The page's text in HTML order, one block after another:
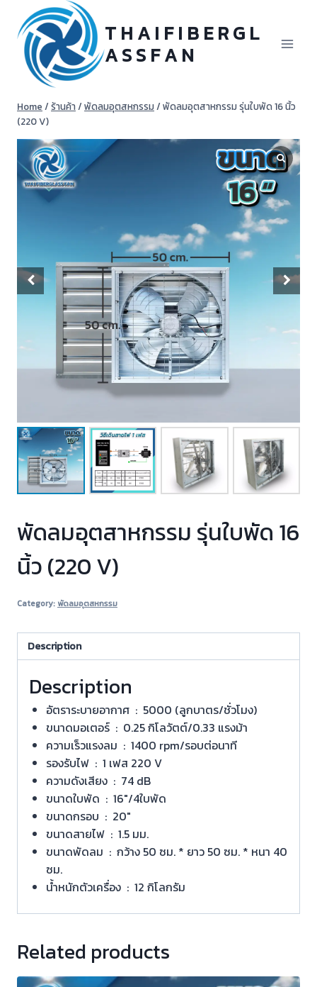
content
T H A I F I B E R G L
A S S F A N
Home / ร้านค้า/ พัดลมอุตสหกรรม/ พัดลมอุตสาหกรรม รุ่นใบพัด 16 นิ้ว
(220 V)
พัดลมอุตสาหกรรม รุ่นใบพัด 16
นิ้ว (220 V)
Category: พัดลมอุตสหกรรม
Description
Description
อัตราระบายอากาศ : 5000 (ลูกบาตร/ชั่วโมง)
ขนาดมอเตอร์ : 0.25 กิโลวัตต์/0.33 แรงม้า
ความเร็วแรงลม : 1400 rpm/รอบต่อนาที
รองรับไฟ : 1 เฟส 220 V
ความดังเสียง : 74 dB
ขนาดใบพัด : 16″/4ใบพัด
ขนาดกรอบ : 20″
ขนาดสายไฟ : 1.5 มม.
ขนาดพัดลม : กว้าง 50 ซม. * ยาว 50 ซม. * หนา 40
ซม.
น้ำหนักตัวเครื่อง : 12 กิโลกรัม
Related products